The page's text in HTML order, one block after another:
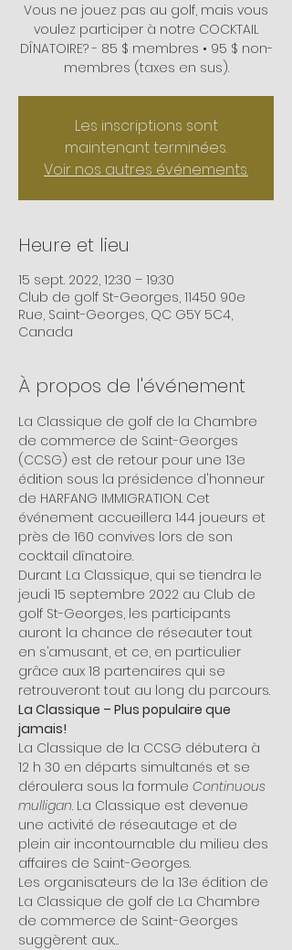
Vous ne jouez pas au golf, mais vous
voulez participer à notre COCKTAIL
DÎNATOIRE? - 85 $ membres • 95 $ non-
membres (taxes en sus).
Les inscriptions sont
maintenant terminées.
Voir nos autres événements.
Heure et lieu
15 sept. 2022, 12:30 – 19:30
Club de golf St-Georges, 11450 90e
Rue, Saint-Georges, QC G5Y 5C4,
Canada
À propos de l'événement
La Classique de golf de la Chambre
de commerce de Saint-Georges
(CCSG) est de retour pour une 13e
édition sous la présidence d'honneur
de HARFANG IMMIGRATION. Cet
événement accueillera 144 joueurs et
près de 160 convives lors de son
cocktail dînatoire.
Durant La Classique, qui se tiendra le
jeudi 15 septembre 2022 au Club de
golf St-Georges, les participants
auront la chance de réseauter tout
en s’amusant, et ce, en particulier
grâce aux 18 partenaires qui se
retrouveront tout au long du parcours.
La Classique – Plus populaire que
jamais!
La Classique de la CCSG débutera à
12 h 30 en départs simultanés et se
déroulera sous la formule Continuous
mulligan. La Classique est devenue
une activité de réseautage et de
plein air incontournable du milieu des
affaires de Saint-Georges.
Les organisateurs de la 13e édition de
La Classique de golf de La Chambre
de commerce de Saint-Georges
suggèrent aux…